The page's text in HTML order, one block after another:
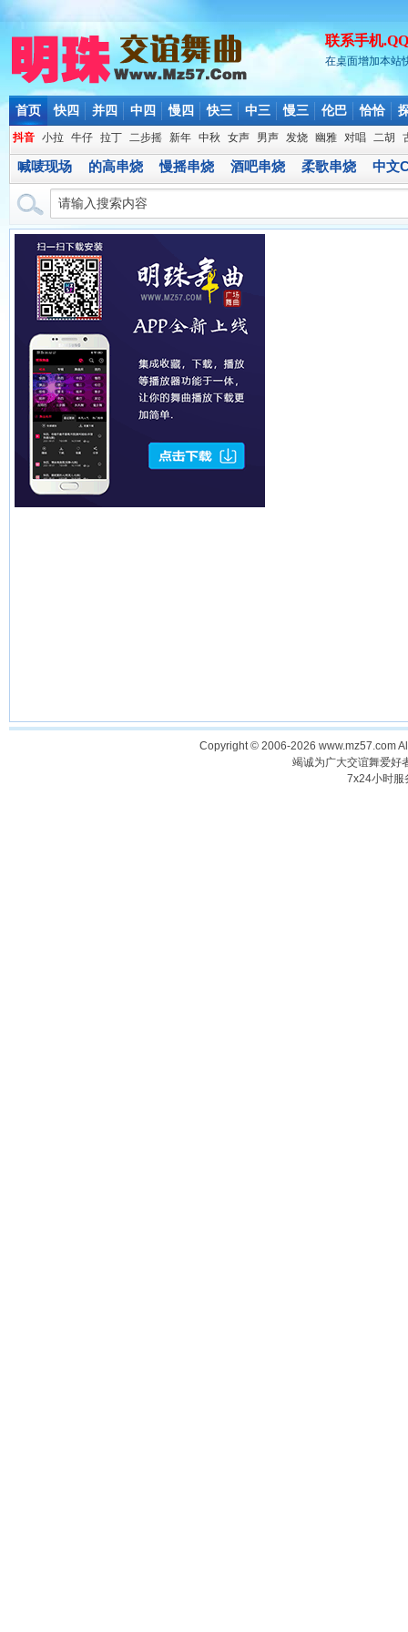
联系手机
在桌面增加本站
首页 快四 并四 中四 慢四 快三 中三 慢三 伦巴 恰恰
抖音 小拉 牛仔 拉丁 二步摇 新年 中秋 女声 男声 发烧 幽雅 对唱 二胡
喊唛现场 的高串烧 慢摇串烧 酒吧串烧 柔歌串烧 中文
Copyright © 2006-2026 www.mz57.com
竭诚为广大交谊舞爱好
7x24小时服